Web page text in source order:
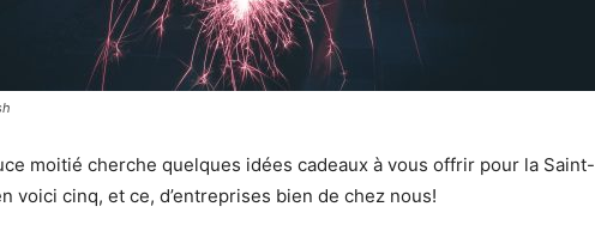
moitié cherche quelques idées cadeaux à vous offrir pour la Saint-
voici cinq, et ce, d’entreprises bien de chez nous!